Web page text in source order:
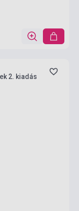
2. kiadás